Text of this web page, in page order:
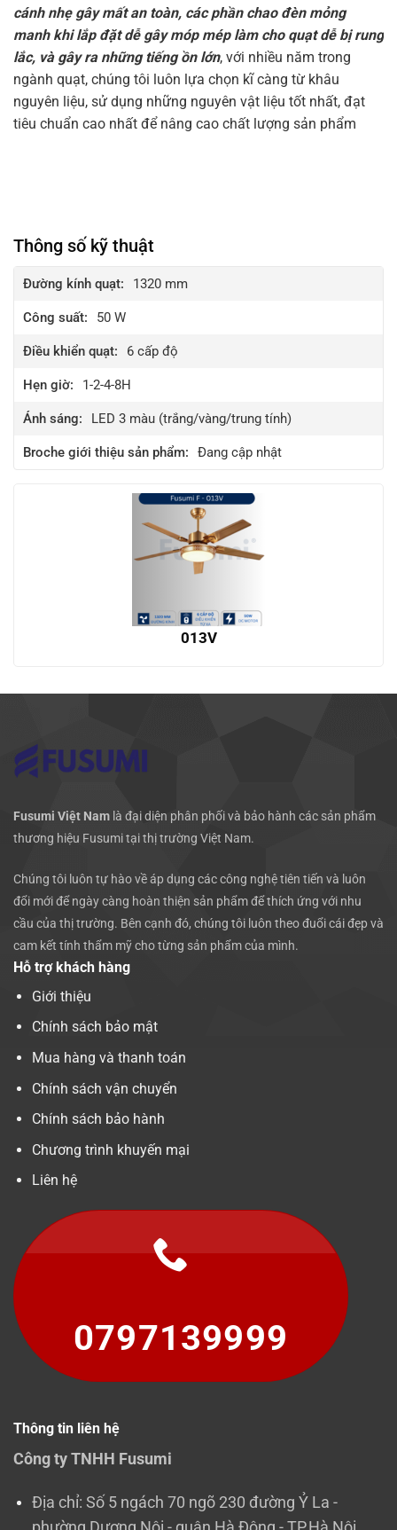
cánh nhẹ gây mất an toàn, các phần chao đèn mỏng
manh khi lắp đặt dễ gây móp mép làm cho quạt dễ bị rung
lắc, và gây ra những tiếng ồn lớn, với nhiều năm trong
ngành quạt, chúng tôi luôn lựa chọn kĩ càng từ khâu
nguyên liệu, sử dụng những nguyên vật liệu tốt nhất, đạt
tiêu chuẩn cao nhất để nâng cao chất lượng sản phẩm
Thông số kỹ thuật
Đường kính quạt: 1320 mm
Công suất: 50 W
Điều khiển quạt: 6 cấp độ
Hẹn giờ: 1-2-4-8H
Ánh sáng: LED 3 màu (trắng/vàng/trung tính)
Broche giới thiệu sản phẩm: Đang cập nhật
013V
Fusumi Việt Nam là đại diện phân phối và bảo hành các sản phẩm
thương hiệu Fusumi tại thị trường Việt Nam.
Chúng tôi luôn tự hào về áp dụng các công nghệ tiên tiến và luôn
đổi mới để ngày càng hoàn thiện sản phẩm để thích ứng với nhu
cầu của thị trường. Bên cạnh đó, chúng tôi luôn theo đuổi cái đẹp và
cam kết tính thẩm mỹ cho từng sản phẩm của mình.
Hỗ trợ khách hàng
Giới thiệu
Chính sách bảo mật
Mua hàng và thanh toán
Chính sách vận chuyển
Chính sách bảo hành
Chương trình khuyến mại
Liên hệ
0797139999
Thông tin liên hệ
Công ty TNHH Fusumi
Địa chỉ: Số 5 ngách 70 ngõ 230 đường Ỷ La -